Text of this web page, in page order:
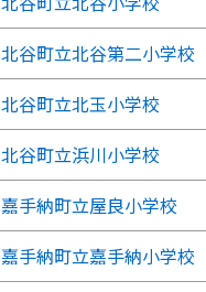
北谷町立北谷第二小学校
北谷町立北玉小学校
北谷町立浜川小学校
嘉手納町立屋良小学校
嘉手納町立嘉手納小学校